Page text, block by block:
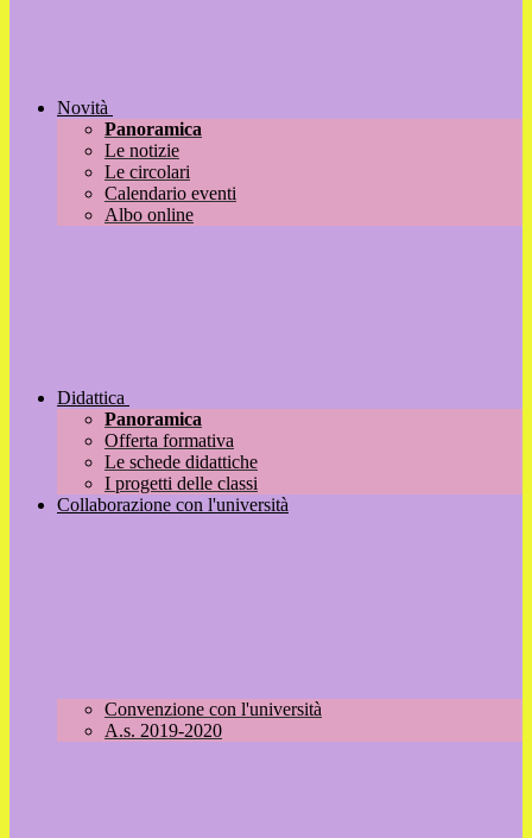
Novità
Panoramica
Le notizie
Le circolari
Calendario eventi
Albo online
Didattica
Panoramica
Offerta formativa
Le schede didattiche
I progetti delle classi
Collaborazione con l'università
Convenzione con l'università
A.s. 2019-2020